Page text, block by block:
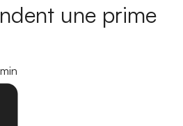
une prime